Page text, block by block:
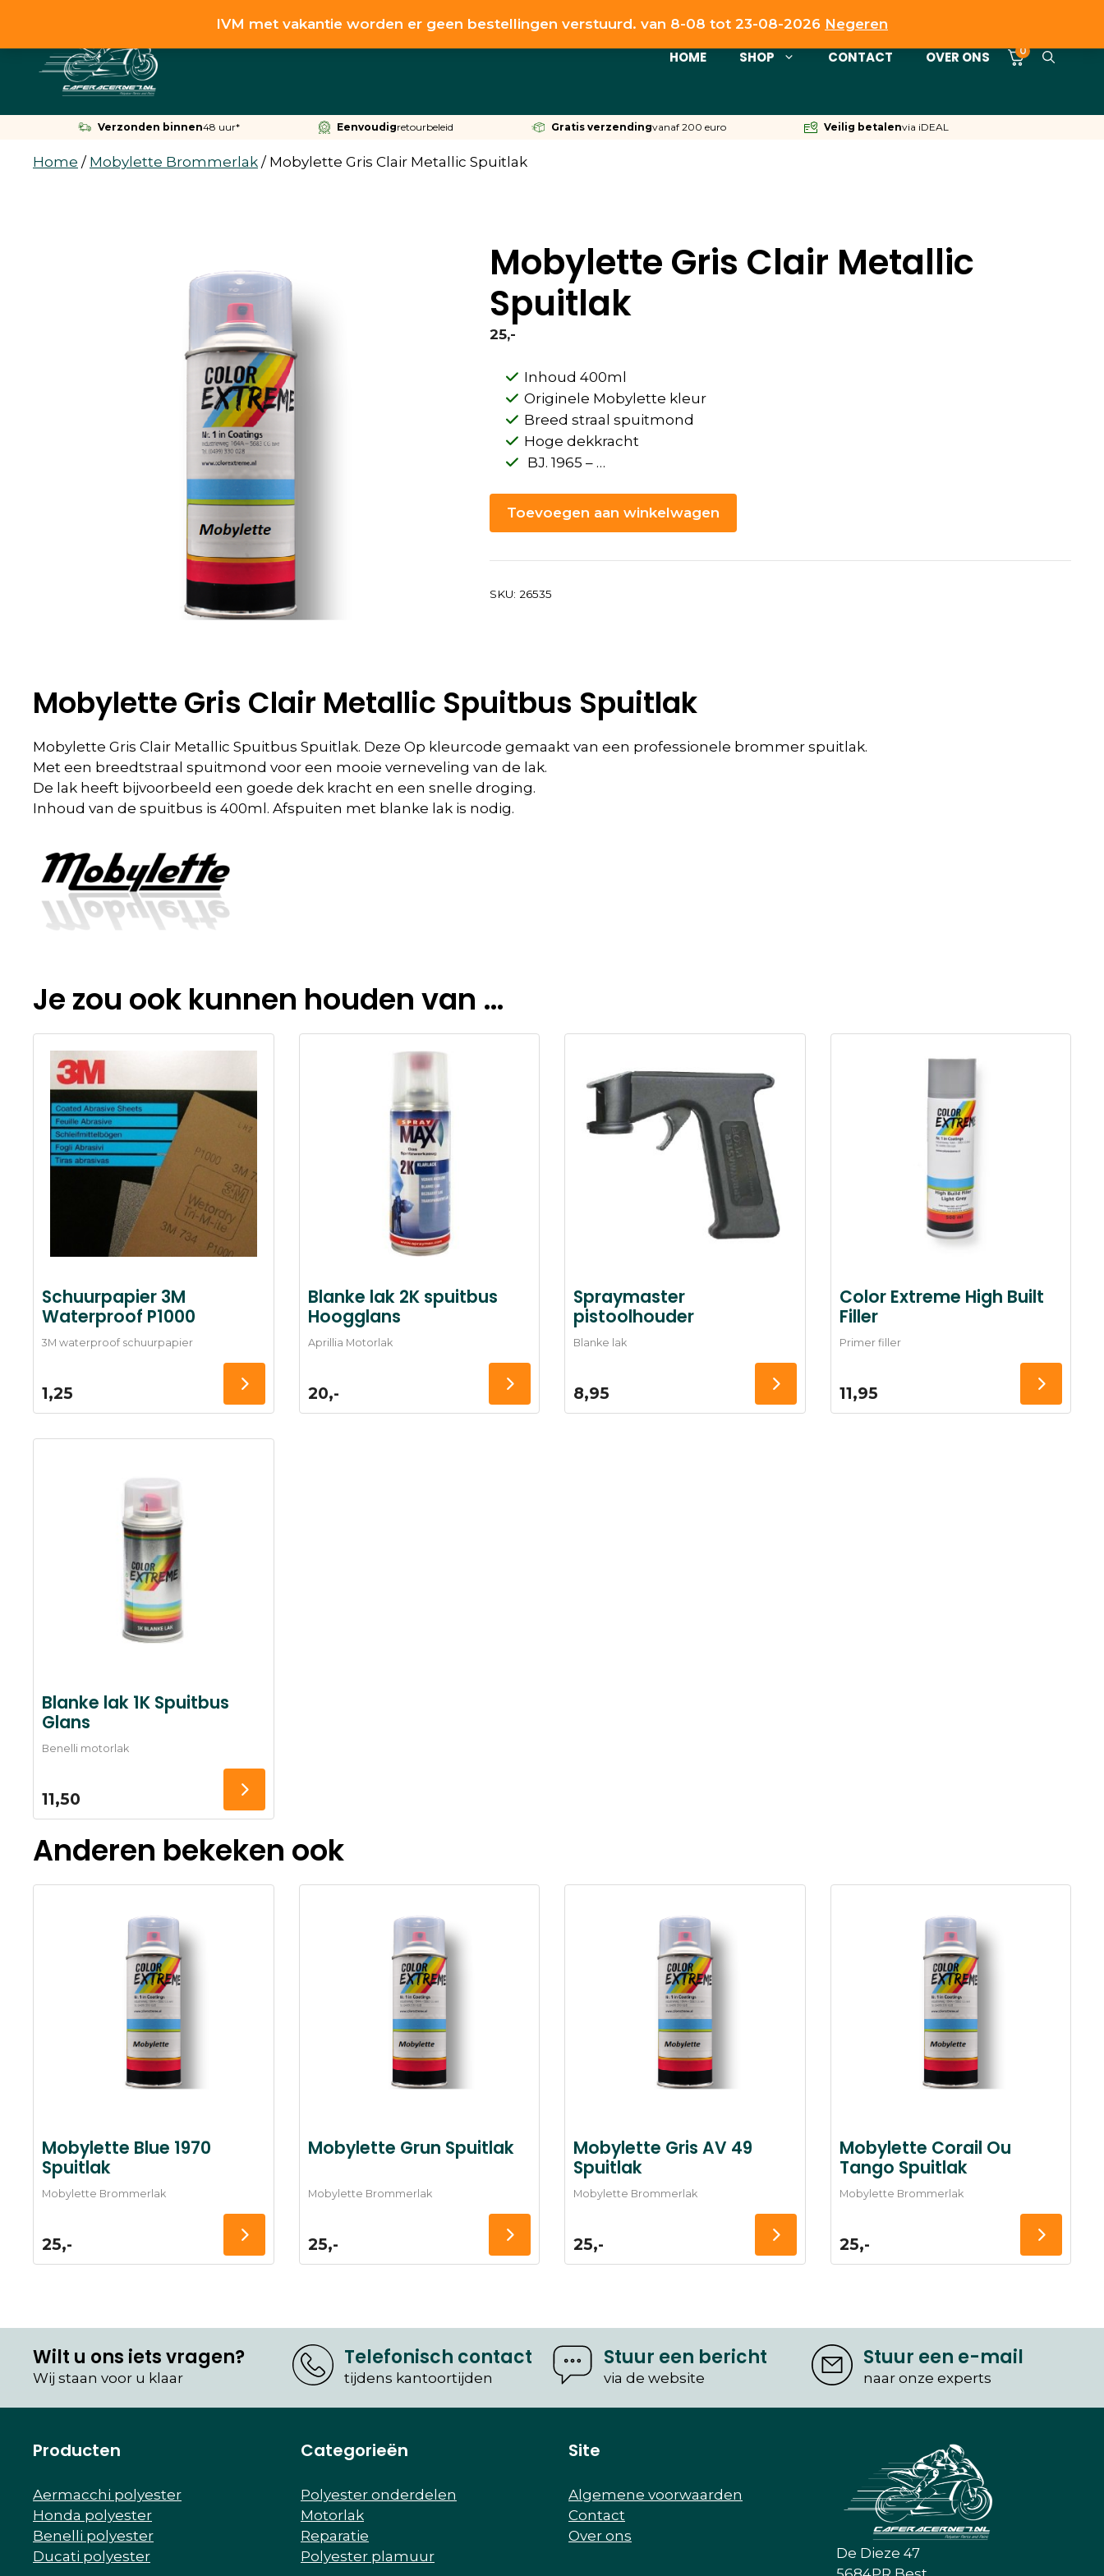
IVM met vakantie worden er geen bestellingen verstuurd. van 8-08 tot 23-08-2026 Negeren
de
inhoud
HOME SHOP CONTACT OVER ONS 0
Verzonden binnen48 uur* Eenvoudigretourbeleid Gratis verzendingvanaf 200 euro Veilig betalenvia iDEAL
Home / Mobylette Brommerlak / Mobylette Gris Clair Metallic Spuitlak
Mobylette Gris Clair Metallic
Spuitlak
25,-
Inhoud 400ml
Originele Mobylette kleur
Breed straal spuitmond
Hoge dekkracht
BJ. 1965 – …
Toevoegen aan winkelwagen
SKU: 26535
Mobylette Gris Clair Metallic Spuitbus Spuitlak
Mobylette Gris Clair Metallic Spuitbus Spuitlak. Deze Op kleurcode gemaakt van een professionele brommer spuitlak.
Met een breedtstraal spuitmond voor een mooie verneveling van de lak.
De lak heeft bijvoorbeeld een goede dek kracht en een snelle droging.
Inhoud van de spuitbus is 400ml. Afspuiten met blanke lak is nodig.
Je zou ook kunnen houden van …
Schuurpapier 3M
Waterproof P1000
3M waterproof schuurpapier
1,25
Blanke lak 2K spuitbus
Hoogglans
Aprillia Motorlak
20,-
Spraymaster
pistoolhouder
Blanke lak
8,95
Color Extreme High Built
Filler
Primer filler
11,95
Blanke lak 1K Spuitbus
Glans
Benelli motorlak
11,50
Anderen bekeken ook
Mobylette Blue 1970
Spuitlak
Mobylette Brommerlak
25,-
Mobylette Grun Spuitlak
Mobylette Brommerlak
25,-
Mobylette Gris AV 49
Spuitlak
Mobylette Brommerlak
25,-
Mobylette Corail Ou
Tango Spuitlak
Mobylette Brommerlak
25,-
Wilt u ons iets vragen?
Wij staan voor u klaar
Telefonisch contact
tijdens kantoortijden
Stuur een bericht
via de website
Stuur een e-mail
naar onze experts
Producten
Aermacchi polyester
Honda polyester
Benelli polyester
Ducati polyester
Categorieën
Polyester onderdelen
Motorlak
Reparatie
Polyester plamuur
Site
Algemene voorwaarden
Contact
Over ons
De Dieze 47